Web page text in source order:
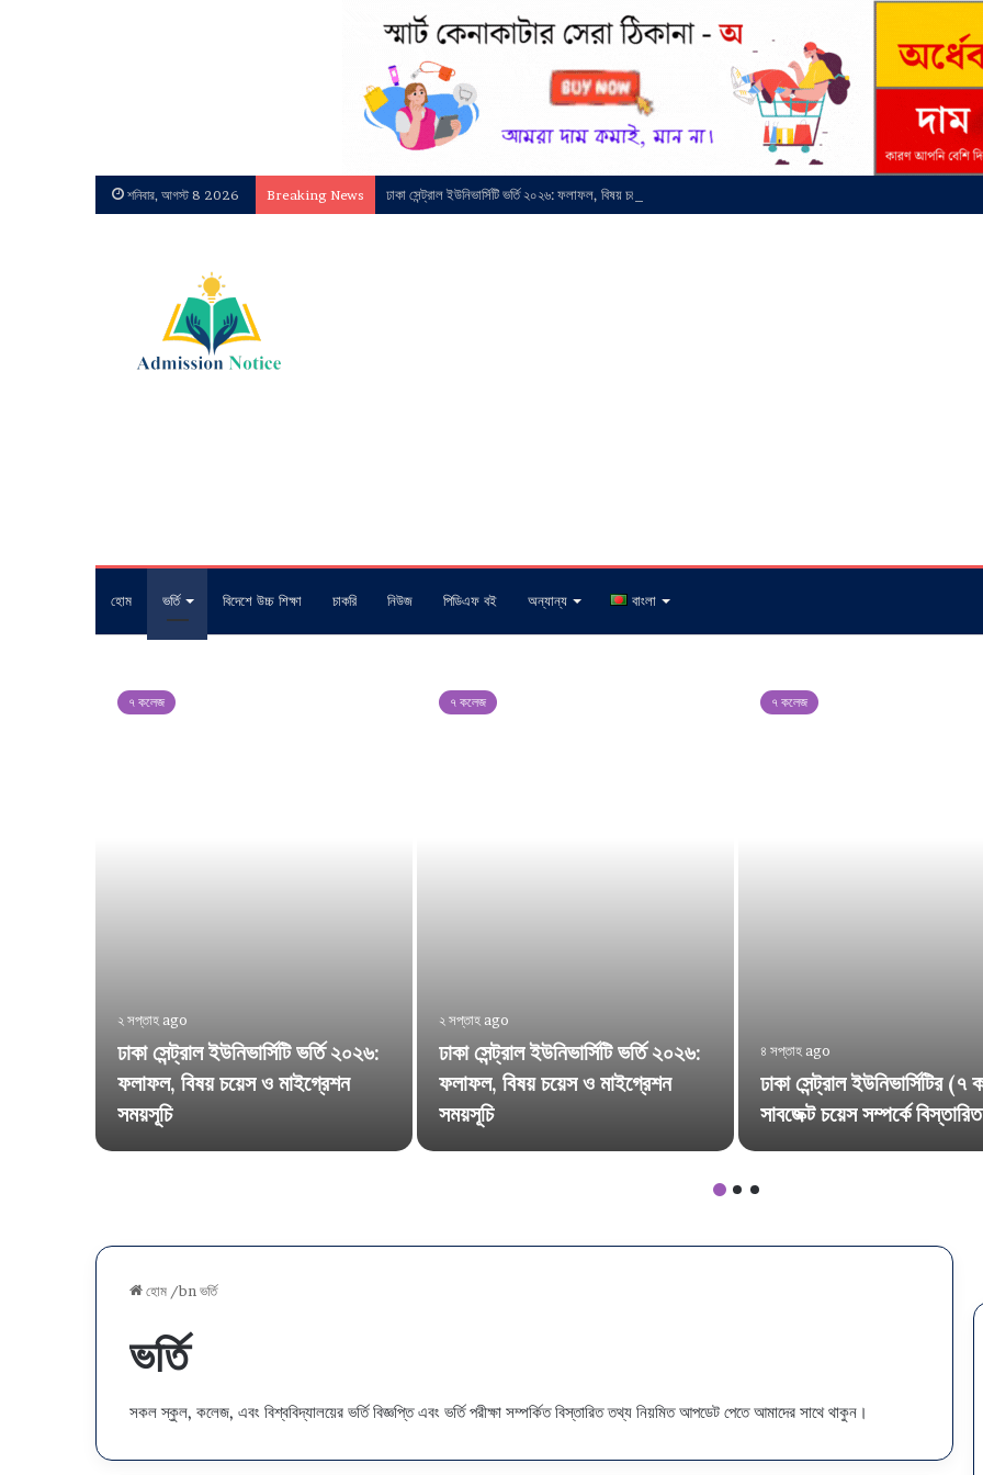
শনিবার, আগস্ট 8 2026 Breaking News ঢাকা সেন্ট্রাল ইউনিভার্সিটি ভর্তি ২০২৬: ফলাফল, বিষয় চয়েস ও মাইগ্রেশন সময়সূচি
হোম ভর্তি বিদেশে উচ্চ শিক্ষা চাকরি নিউজ পিডিএফ বই অন্যান্য বাংলা
৭ কলেজ
২ সপ্তাহ ago
ঢাকা সেন্ট্রাল ইউনিভার্সিটি ভর্তি ২০২৬:
ফলাফল, বিষয় চয়েস ও মাইগ্রেশন
সময়সূচি
৭ কলেজ
২ সপ্তাহ ago
ঢাকা সেন্ট্রাল ইউনিভার্সিটি ভর্তি ২০২৬:
ফলাফল, বিষয় চয়েস ও মাইগ্রেশন
সময়সূচি
৭ কলেজ
৪ সপ্তাহ ago
ঢাকা সেন্ট্রাল ইউনিভার্সিটির
সাবজেক্ট চয়েস সম্পর্কে বিস্তারিত
হোম /bn ভর্তি
ভর্তি
সকল স্কুল, কলেজ, এবং বিশ্ববিদ্যালয়ের ভর্তি বিজ্ঞপ্তি এবং ভর্তি পরীক্ষা সম্পর্কিত বিস্তারিত তথ্য নিয়মিত আপডেট পেতে আমাদের সাথে থাকুন।